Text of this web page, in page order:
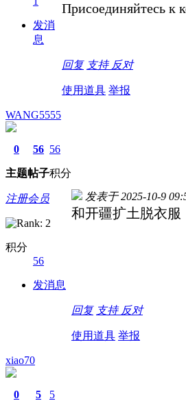
发消
息
Присоединяйтесь к
回复 支持 反对
使用道具 举报
WANG5555
0
主题
56
帖子
56
积分
注册会员
积分
56
发消息
发表于 2025-10-9
和开疆扩土脱衣服
回复 支持 反对
使用道具 举报
xiao70
0 5 5